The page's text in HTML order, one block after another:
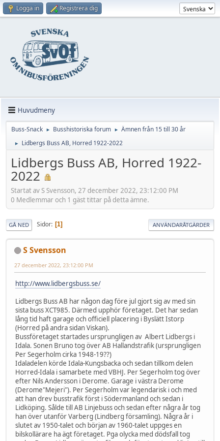
Logga in Registrera dig
Huvudmeny
Buss-Snack ► Busshistoriska forum ► Ämnen från 15 till 30 år
► Lidbergs Buss AB, Horred 1922-2022
Lidbergs Buss AB, Horred 1922-
2022
Startat av S Svensson, 27 december 2022, 23:12:00 PM
0 Medlemmar och 1 gäst tittar på detta ämne.
GÅ NED Sidor 1 ANVÄNDARÅTGÄRDER
S Svensson
27 december 2022, 23:12:00 PM
http://www.lidbergsbuss.se/
Lidbergs Buss AB har någon dag före jul gjort sig av med sin
sista buss XCT985. Därmed upphör företaget. Det har sedan
lång tid haft garage och officiell placering i Byslätt Istorp
(Horred på andra sidan Viskan).
Bussföretaget startades ursprungligen av Albert Lidbergs i
Idala. Sonen Bruno tog över AB Hallandstrafik (ursprungligen
Per Segerholm cirka 1948-19??)
Idaladelen körde Idala-Kungsbacka och sedan tillkom delen
Horred-Idala i samarbete med VBHJ. Per Segerholm tog över
efter Nils Andersson i Derome. Garage i västra Derome
(Derome"Mejeri"). Per Segerholm var legendarisk i och med
att han drev busstrafik först i Södermanland och sedan i
Lidköping. Sålde till AB Linjebuss och sedan efter några år tog
han över utanför Varberg (Lindberg församling). Några år i
slutet av 1950-talet och början av 1960-talet uppges en
bilskollärare ha ägt företaget. Pga olycka med dödsfall tog